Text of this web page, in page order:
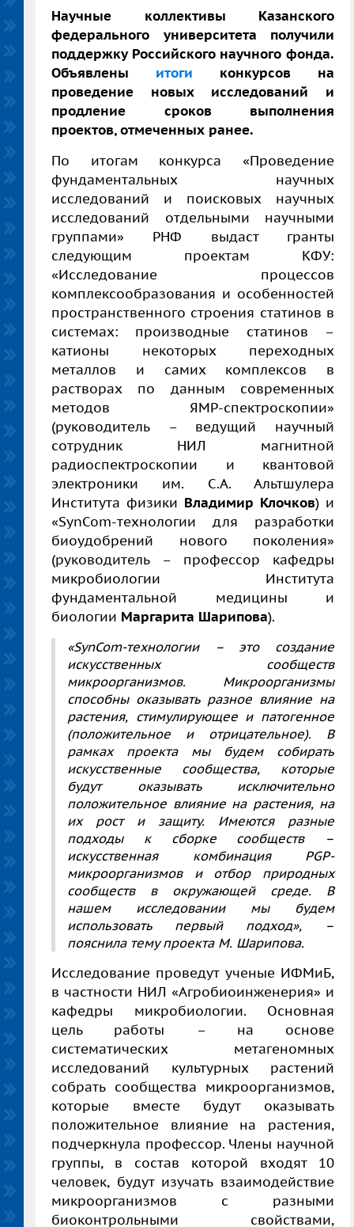
Научные коллективы Казанского
федерального университета получили
поддержку Российского научного фонда.
Объявлены итоги конкурсов на
проведение новых исследований и
продление сроков выполнения
проектов, отмеченных ранее.
По итогам конкурса «Проведение
фундаментальных научных
исследований и поисковых научных
исследований отдельными научными
группами» РНФ выдаст гранты
следующим проектам КФУ:
«Исследование процессов
комплексообразования и особенностей
пространственного строения статинов в
системах: производные статинов –
катионы некоторых переходных
металлов и самих комплексов в
растворах по данным современных
методов ЯМР-спектроскопии»
(руководитель – ведущий научный
сотрудник НИЛ магнитной
радиоспектроскопии и квантовой
электроники им. С.А. Альтшулера
Института физики Владимир Клочков) и
«SynCom-технологии для разработки
биоудобрений нового поколения»
(руководитель – профессор кафедры
микробиологии Института
фундаментальной медицины и
биологии Маргарита Шарипова).
«SynCom-технологии – это создание
искусственных сообществ
микроорганизмов. Микроорганизмы
способны оказывать разное влияние на
растения, стимулирующее и патогенное
(положительное и отрицательное). В
рамках проекта мы будем собирать
искусственные сообщества, которые
будут оказывать исключительно
положительное влияние на растения, на
их рост и защиту. Имеются разные
подходы к сборке сообществ –
искусственная комбинация PGP-
микроорганизмов и отбор природных
сообществ в окружающей среде. В
нашем исследовании мы будем
использовать первый подход», –
пояснила тему проекта М. Шарипова.
Исследование проведут ученые ИФМиБ,
в частности НИЛ «Агробиоинженерия» и
кафедры микробиологии. Основная
цель работы – на основе
систематических метагеномных
исследований культурных растений
собрать сообщества микроорганизмов,
которые вместе будут оказывать
положительное влияние на растения,
подчеркнула профессор. Члены научной
группы, в состав которой входят 10
человек, будут изучать взаимодействие
микроорганизмов с разными
биоконтрольными свойствами,